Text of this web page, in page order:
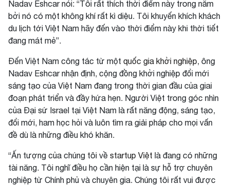
Nadav Eshcar nói: “Tôi rất thích thời điểm này trong năm
bởi nó có một không khí rất kì diệu. Tôi khuyến khích khách
du lịch tới Việt Nam hãy đến vào thời điểm này khi thời tiết
đang mát mẻ”.
Đến Việt Nam công tác từ một quốc gia khởi nghiệp, ông
Nadav Eshcar nhận định, cộng đồng khởi nghiệp đổi mới
sáng tạo của Việt Nam đang trong thời gian đầu của giai
đoạn phát triển và đầy hứa hẹn. Người Việt trong góc nhìn
của Đại sứ Israel tại Việt Nam là rất năng động, sáng tạo,
đổi mới, ham học hỏi và luôn tìm ra giải pháp cho mọi vấn
đề dù là những điều khó khăn.
“Ấn tượng của chúng tôi về startup Việt là đang có những
tài năng. Tôi nghĩ điều họ cần hiện tại là sự hỗ trợ chuyên
nghiệp từ Chính phủ và chuyên gia. Chúng tôi rất vui được